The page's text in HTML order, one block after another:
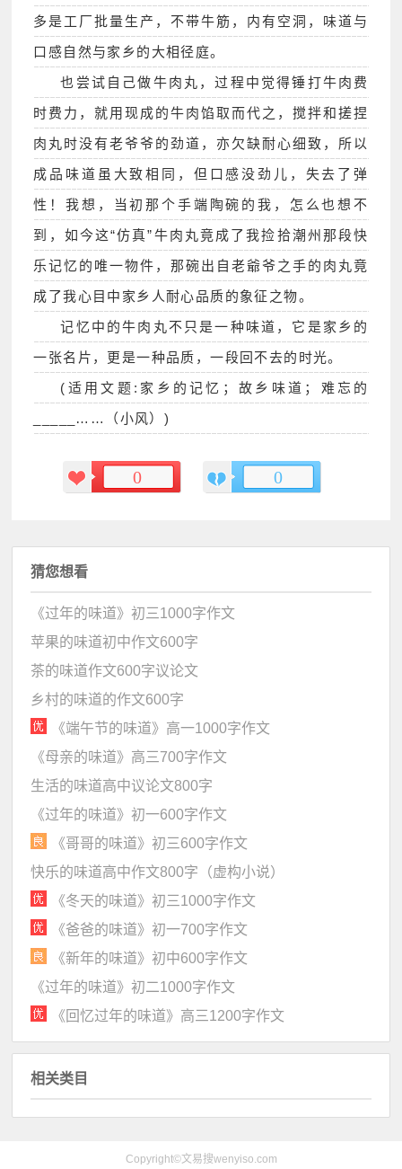
多是工厂批量生产，不带牛筋，内有空洞，味道与
口感自然与家乡的大相径庭。
也尝试自己做牛肉丸，过程中觉得锤打牛肉费
时费力，就用现成的牛肉馅取而代之，搅拌和搓捏
肉丸时没有老爷爷的劲道，亦欠缺耐心细致，所以
成品味道虽大致相同，但口感没劲儿，失去了弹
性！我想，当初那个手端陶碗的我，怎么也想不
到，如今这“仿真”牛肉丸竟成了我捡拾潮州那段快
乐记忆的唯一物件，那碗出自老爺爷之手的肉丸竟
成了我心目中家乡人耐心品质的象征之物。
记忆中的牛肉丸不只是一种味道，它是家乡的
一张名片，更是一种品质，一段回不去的时光。
(适用文题:家乡的记忆；故乡味道；难忘的
_____……（小风）)
0 0
猜您想看
《过年的味道》初三1000字作文
苹果的味道初中作文600字
茶的味道作文600字议论文
乡村的味道的作文600字
《端午节的味道》高一1000字作文
《母亲的味道》高三700字作文
生活的味道高中议论文800字
《过年的味道》初一600字作文
《哥哥的味道》初三600字作文
快乐的味道高中作文800字（虚构小说）
《冬天的味道》初三1000字作文
《爸爸的味道》初一700字作文
《新年的味道》初中600字作文
《过年的味道》初二1000字作文
《回忆过年的味道》高三1200字作文
相关类目
Copyright©文易搜wenyiso.com